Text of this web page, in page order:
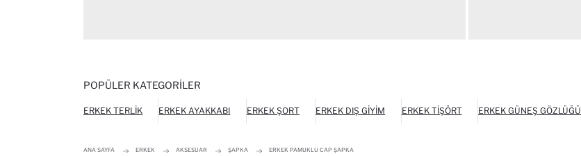
POPÜLER KATEGORILER
ERKEK TERLIK ERKEK AYAKKABI ERKEK ŞORT ERKEK DIŞ GIYIM ERKEK TIŞÖRT ERKEK GÜNEŞ GÖZLÜĞÜ
ANA SAYFA ERKEK AKSESUAR ŞAPKA ERKEK PAMUKLU CAP ŞAPKA